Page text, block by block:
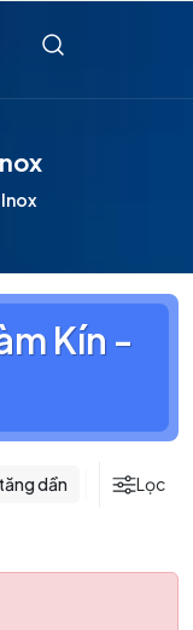
Kín -
dần Giá giảm
Lọc